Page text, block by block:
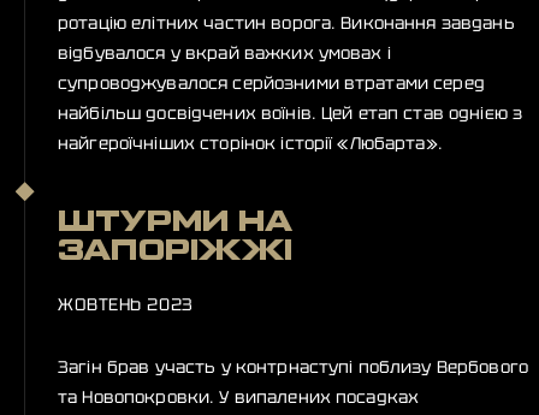
ротацію елітних частин ворога. Виконання завдань
відбувалося у вкрай важких умовах і
супроводжувалося серйозними втратами серед
найбільш досвідчених воїнів. Цей етап став однією з
найгероїчніших сторінок історії «Любарта».
ШТУРМИ НА
ЗАПОРІЖЖІ
ЖОВТЕНЬ 2023
Загін брав участь у контрнаступі поблизу Вербового
та Новопокровки. У випалених посадках